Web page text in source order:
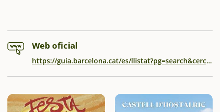
Web oficial
https://guia.barcelona.cat/es/llistat?pg=search&cerca=Trenet+de+nadal&tr=618,619,620&af=code_prop&c=00618*,00619*,00620*&nr=10&code0=0061901023